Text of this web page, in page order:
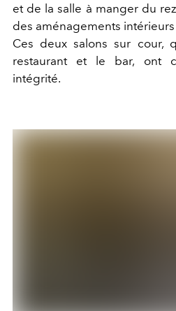
et de la salle à manger du
des aménagements
Ces deux salons sur cour,
restaurant et le bar, ont
intégrité.